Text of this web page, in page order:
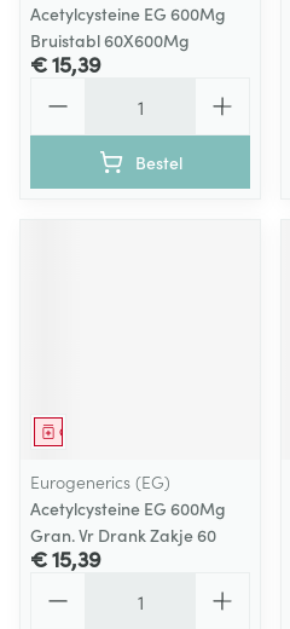
Acetylcysteine EG 600Mg
Bruistabl 60X600Mg
€ 15,39
Bestel
Geneesmiddel
Eurogenerics (EG)
Acetylcysteine EG 600Mg
Gran. Vr Drank Zakje 60
€ 15,39